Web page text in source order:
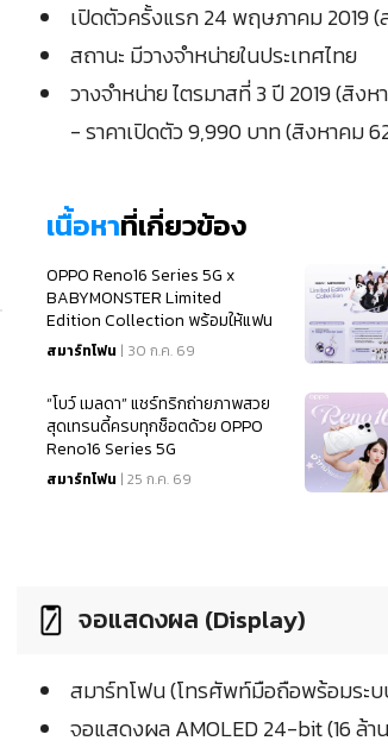
เปิดตัวครั้งแรก 24 พฤษภาคม 2019 (
สถานะ มีวางจำหน่ายในประเทศไทย
วางจำหน่าย ไตรมาสที่ 3 ปี 2019 (สิงห
- ราคาเปิดตัว 9,990 บาท (สิงหาคม
เนื้อหาที่เกี่ยวข้อง
OPPO Reno16 Series 5G x
BABYMONSTER Limited
Edition Collection พร้อมให้แฟน
ๆ เป็นเจ้าของแล้ว
สมาร์ทโฟน | 30 ก.ค. 69
“โบว์ เมลดา” แชร์ทริกถ่ายภาพสวย
สุดเทรนดี้ครบทุกช็อตด้วย OPPO
Reno16 Series 5G
สมาร์ทโฟน | 25 ก.ค. 69
จอแสดงผล (Display)
สมาร์ทโฟน (โทรศัพท์มือถือพร้อมระ
จอแสดงผล AMOLED 24-bit (16 ล้า